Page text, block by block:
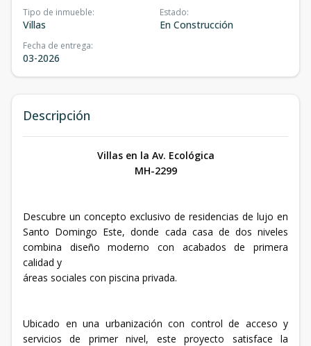
Tipo de inmueble:
Villas
Estado:
En Construcción
Fecha de entrega:
03-2026
Descripción
Villas en la Av. Ecológica
MH-2299
Descubre un concepto exclusivo de residencias de lujo en
Santo Domingo Este, donde cada casa de dos niveles
combina diseño moderno con acabados de primera
calidad y
áreas sociales con piscina privada.
Ubicado en una urbanización con control de acceso y
servicios de primer nivel, este proyecto satisface la